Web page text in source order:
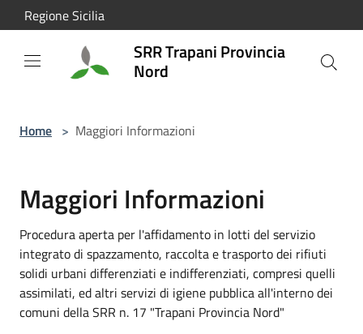
Salta al contenuto principale
Regione Sicilia
SRR Trapani Provincia
Nord
Home > Maggiori Informazioni
Maggiori Informazioni
Procedura aperta per l'affidamento in lotti del servizio
integrato di spazzamento, raccolta e trasporto dei rifiuti
solidi urbani differenziati e indifferenziati, compresi quelli
assimilati, ed altri servizi di igiene pubblica all'interno dei
comuni della SRR n. 17 "Trapani Provincia Nord"